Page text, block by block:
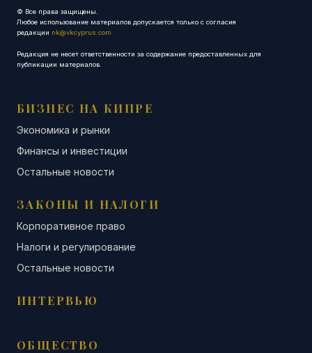
© Все права защищены.
Любое использование материалов допускается только с согласия
редакции nk@vkcyprus.com
Редакция не несет ответственности за содержание предоставленных для
публикации материалов.
БИЗНЕС НА КИПРЕ
Экономика и рынки
Финансы и инвестиции
Остальные новости
ЗАКОНЫ И НАЛОГИ
Корпоративное право
Налоги и регулирование
Остальные новости
ИНТЕРВЬЮ
ОБЩЕСТВО